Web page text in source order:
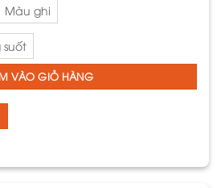
Màu ghi
suốt
VÀO GIỎ HÀNG